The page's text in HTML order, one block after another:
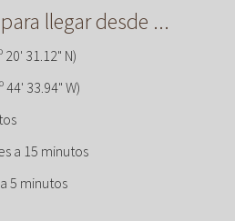
llegar desde ...
31.12" N)
44' 33.94" W)
a 15 minutos
5 minutos